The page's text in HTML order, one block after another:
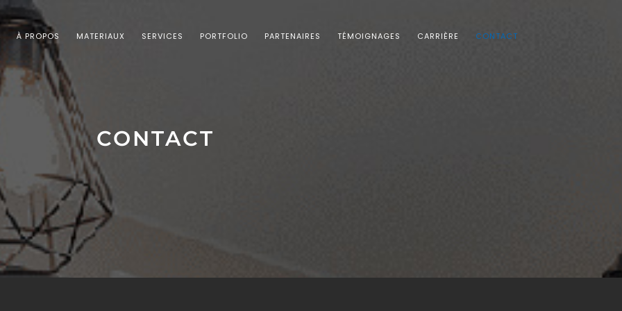
À PROPOS MATERIAUX SERVICES PORTFOLIO PARTENAIRES TÉMOIGNAGES CARRIÈRE CONTACT
CONTACT